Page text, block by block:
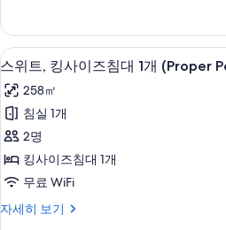
기
기
침
대
1
개
(View)
사
진
모
두
룸,
킹
사
즈
침
대
개
(View)
자
세
스
위
트,
킹
사
이
침
야
9
스위트, 킹사이즈침대 1개 (Proper
258㎡
침실 1개
2명
킹사이즈침대 1개
무료 WiFi
자세히 보기
스